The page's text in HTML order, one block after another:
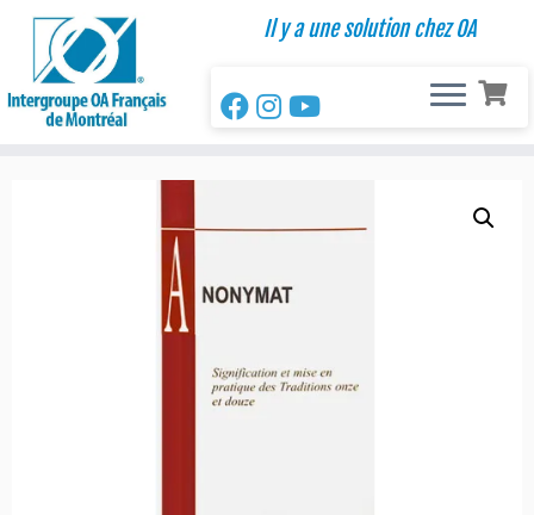
Passer
contenu
Il y a une solution chez OA